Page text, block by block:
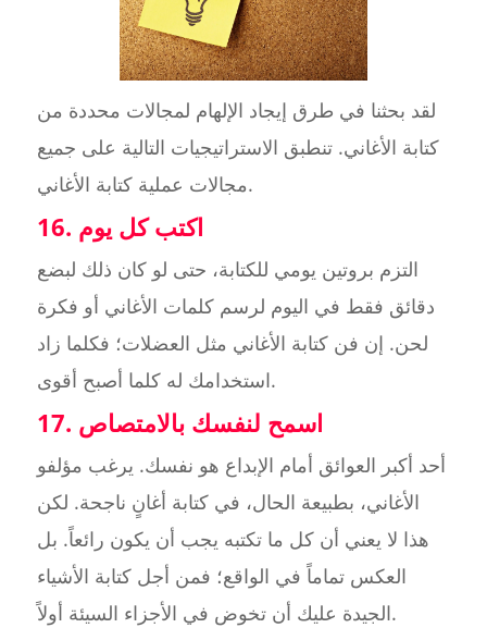
لقد بحثنا في طرق إيجاد الإلهام لمجالات محددة من
كتابة الأغاني. تنطبق الاستراتيجيات التالية على جميع
مجالات عملية كتابة الأغاني.
16. اكتب كل يوم
التزم بروتين يومي للكتابة، حتى لو كان ذلك لبضع
دقائق فقط في اليوم لرسم كلمات الأغاني أو فكرة
لحن. إن فن كتابة الأغاني مثل العضلات؛ فكلما زاد
استخدامك له كلما أصبح أقوى.
17. اسمح لنفسك بالامتصاص
أحد أكبر العوائق أمام الإبداع هو نفسك. يرغب مؤلفو
الأغاني، بطبيعة الحال، في كتابة أغانٍ ناجحة. لكن
هذا لا يعني أن كل ما تكتبه يجب أن يكون رائعاً. بل
العكس تماماً في الواقع؛ فمن أجل كتابة الأشياء
الجيدة عليك أن تخوض في الأجزاء السيئة أولاً.